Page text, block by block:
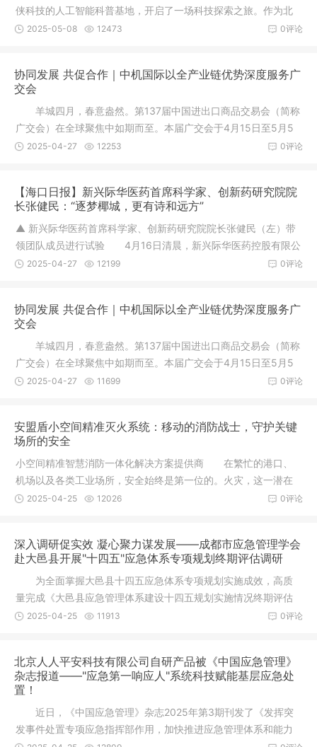
侠科技的人工智能科普基地，开启了一场科技探索之旅。作为北
京市科普
0评论
2025-05-08 12473
协同发展 共促合作｜中机国际以全产业链优势深度服务广
交会
羊城四月，春意盎然。第137届中国进出口商品交易会（简称
广交会）在全球聚焦中如期而至。本届广交会于4月15日至5月5
日在广州
0评论
2025-04-27 12253
【海口日报】新兴际华医药首席科学家、创新药研究院院
长张健民：“逐梦椰城，更有诗和远方”
▲ 新兴际华医药首席科学家、创新药研究院院长张健民（左）带
领团队成员进行试验 4月16日清晨，新兴际华医药控股有限公
司创新
0评论
2025-04-27 12199
协同发展 共促合作｜中机国际以全产业链优势深度服务广
交会
羊城四月，春意盎然。第137届中国进出口商品交易会（简称
广交会）在全球聚焦中如期而至。本届广交会于4月15日至5月5
日在广州
0评论
2025-04-27 11699
安盟盾小空间精准灭火系统：移动的消防战士，守护关键
场所的安全
小空间精准智慧消防一体化解决方案提供商 在繁忙的港口、
机场以及各类工业场所，安全始终是第一位的。火灾，这一潜在
的危险源
0评论
2025-04-25 12026
深入调研促实效 凝心聚力谋发展——成都市应急管理学会
赴大邑县开展"十四五"应急体系专项规划终期评估调研
为全面掌握大邑县十四五应急体系专项规划实施成效，高质
量完成《大邑县应急管理体系建设十四五规划实施情况终期评估
报告》编
0评论
2025-04-25 11913
北京人人平安科技有限公司自研产品被《中国应急管理》
杂志报道——"应急第一响应人"系统科技赋能基层应急处
置！
近日，《中国应急管理》杂志2025年第3期刊发了《发挥突
发事件处置专项应急指挥部作用，加快推进应急管理体系和能力